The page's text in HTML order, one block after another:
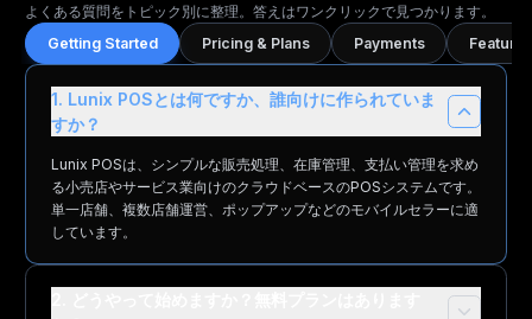
よくある質問をトピック別に整理。答えはワンクリックで見つかります。
Getting Started
Pricing & Plans Payments
1. Lunix POSとは何ですか、誰向けに作られていま
すか？
Lunix POSは、シンプルな販売処理、在庫管理、支払い管理を求め
る小売店やサービス業向けのクラウドベースのPOSシステムです。
単一店舗、複数店舗運営、ポップアップなどのモバイルセラーに適
しています。